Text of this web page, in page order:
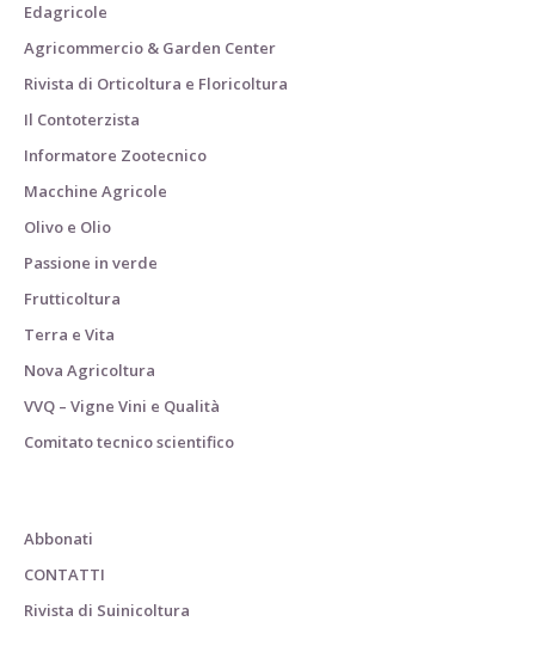
Edagricole
Agricommercio & Garden Center
Rivista di Orticoltura e Floricoltura
Il Contoterzista
Informatore Zootecnico
Macchine Agricole
Olivo e Olio
Passione in verde
Frutticoltura
Terra e Vita
Nova Agricoltura
VVQ – Vigne Vini e Qualità
Comitato tecnico scientifico
Abbonati
CONTATTI
Rivista di Suinicoltura